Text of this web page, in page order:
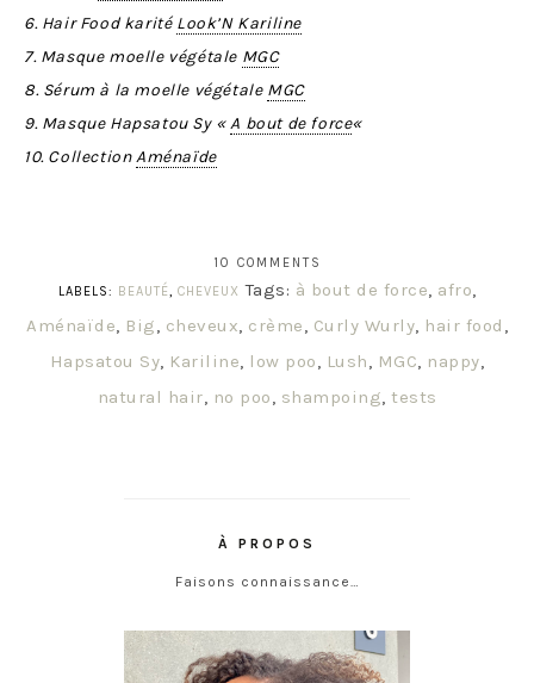
6. Hair Food karité Look’N Kariline
7. Masque moelle végétale MGC
8. Sérum à la moelle végétale MGC
9. Masque Hapsatou Sy «A bout de force«
10. CollectionAménaïde
10 COMMENTS
LABELS: BEAUTÉ CHEVEUX Tags: à bout de force afro
Aménaïde
Big cheveux crème Curly Wurly hair food
Hapsatou Sy Kariline low poo Lush MGC nappy
natural hair
no poo shampoing tests
À PROPOS
Faisons connaissance…